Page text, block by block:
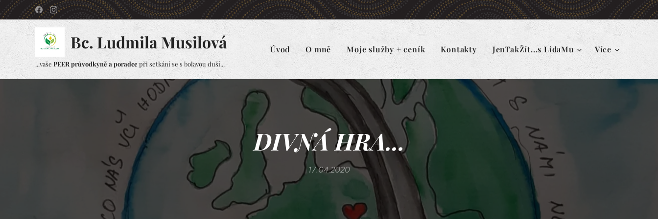
Bc. Ludmila Musilová
...vaše PEER průvodkyně a poradce při setkání se s bolavou duší...
Úvod O mně Moje služby + ceník Kontakty JenTakŽít...s LidaMu Více
DIVNÁ HRA...
17.04.2020